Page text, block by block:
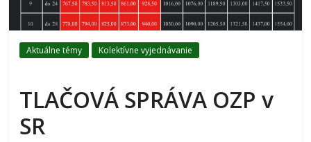
Aktuálne témy Kolektívne vyjednávanie
TLAČOVÁ SPRÁVA OZP v
SR